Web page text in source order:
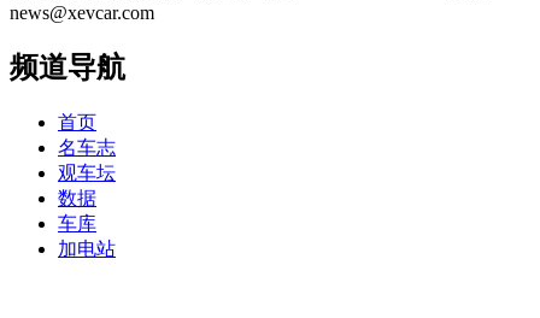
news@xevcar.com
频道导航
首页
名车志
观车坛
数据
车库
加电站